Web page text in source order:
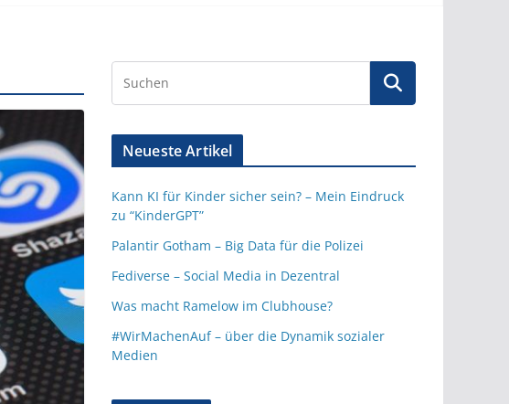
Neueste Artikel
Kann KI für Kinder sicher sein? – Mein Eindruck
zu “KinderGPT”
Palantir Gotham – Big Data für die Polizei
Fediverse – Social Media in Dezentral
Was macht Ramelow im Clubhouse?
#WirMachenAuf – über die Dynamik sozialer
Medien